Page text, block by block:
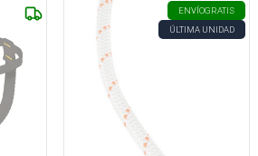
ENVÍOGRATIS
ÚLTIMA UNIDAD